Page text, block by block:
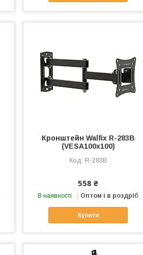
Кронштейн Walfix R-283B
(VESA100х100)
R-283B
558 ₴
В наявності Оптом і в роздріб
Купити